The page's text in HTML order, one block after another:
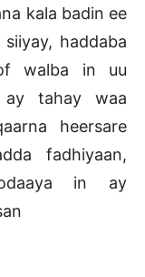
kala badin ee
haddaba
walba in uu
ay tahay waa
heersare
fadhiyaan,
in ay